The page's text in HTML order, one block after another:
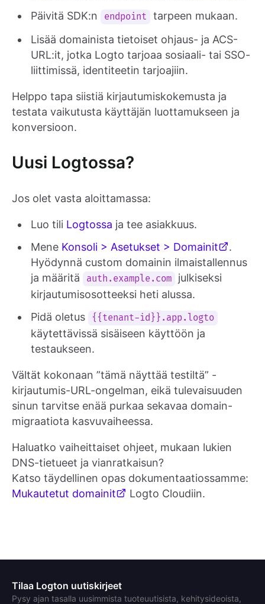
Päivitä SDK:n
endpoint
tarpeen mukaan.
Lisää domainista tietoiset ohjaus- ja ACS-
URL:it, jotka Logto tarjoaa sosiaali- tai SSO-
liittimissä, identiteetin tarjoajiin.
Helppo tapa siistiä kirjautumiskokemusta ja
testata vaikutusta käyttäjän luottamukseen ja
konversioon.
Uusi Logtossa?
Jos olet vasta aloittamassa:
Luo tili Logtossa ja tee asiakkuus.
Mene Konsoli > Asetukset > Domainit
.
Hyödynnä custom domainin ilmaistallennus
ja määritä
auth.example.com
julkiseksi
kirjautumisosotteeksi heti alussa.
Pidä oletus
{{tenant-id}}.app.logto
käytettävissä sisäiseen käyttöön ja
testaukseen.
Vältät kokonaan ”tämä näyttää testiltä” -
kirjautumis-URL-ongelman, eikä tulevaisuuden
sinun tarvitse enää purkaa sekavaa domain-
migraatiota kasvuvaiheessa.
Haluatko vaiheittaiset ohjeet, mukaan lukien
DNS-tietueet ja vianratkaisun?
Katso täydellinen opas dokumentaatiossamme:
Mukautetut domainit
Logto Cloudiin.
Tilaa Logton uutiskirjeet
Pysy ajan tasalla uusimmista tuoteuutisista, kehitysideoista,